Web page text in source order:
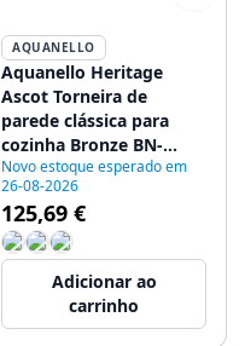
AQUANELLO
Aquanello Heritage
Ascot Torneira de
parede clássica para
cozinha Bronze BN-
4111-HA
Novo estoque esperado em
26-08-2026
125,69 €
Adicionar ao
carrinho